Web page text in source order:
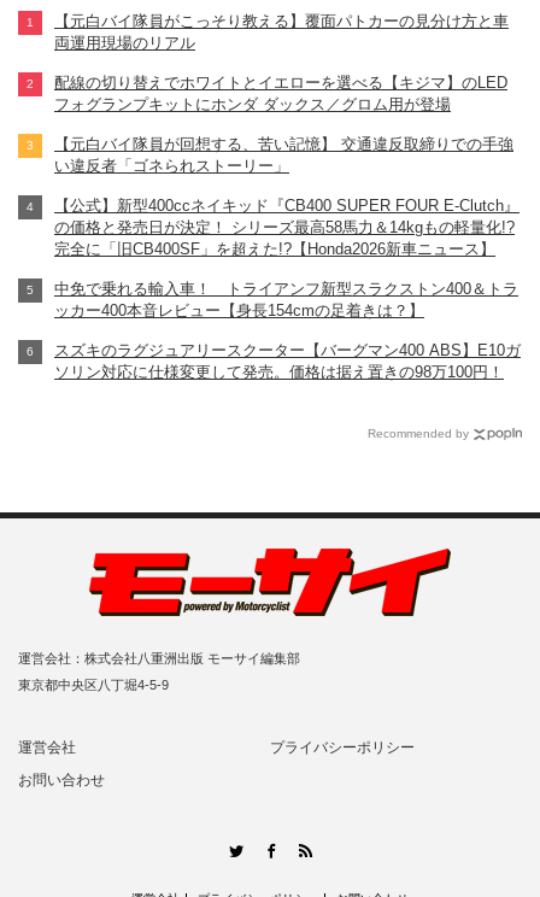
【元白バイ隊員がこっそり教える】覆面パトカーの見分け方と車
両運用現場のリアル
配線の切り替えでホワイトとイエローを選べる【キジマ】のLED
フォグランプキットにホンダ ダックス／グロム用が登場
【元白バイ隊員が回想する、苦い記憶】 交通違反取締りでの手強
い違反者「ゴネられストーリー」
【公式】新型400ccネイキッド『CB400 SUPER FOUR E-Clutch』
の価格と発売日が決定！ シリーズ最高58馬力＆14kgもの軽量化!?
完全に「旧CB400SF」を超えた!?【Honda2026新車ニュース】
中免で乗れる輸入車！ トライアンフ新型スラクストン400＆トラ
ッカー400本音レビュー【身長154cmの足着きは？】
スズキのラグジュアリースクーター【バーグマン400 ABS】E10ガ
ソリン対応に仕様変更して発売。価格は据え置きの98万100円！
Recommended by
運営会社：株式会社八重洲出版 モーサイ編集部
東京都中央区八丁堀4-5-9
運営会社
プライバシーポリシー
お問い合わせ
TwitterFacebook